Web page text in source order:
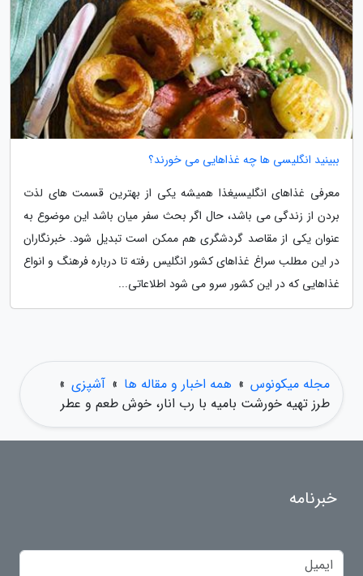
ببینید انگلیسی ها چه غذاهایی می خورند؟
معرفی غذاهای انگلیسیغذا همیشه یکی از بهترین قسمت های لذت
بردن از زندگی می باشد، حال اگر بحث سفر میان باشد این موضوع به
عنوان یکی از مقاصد گردشگری هم ممکن است تبدیل شود. خبرنگاران
در این مطلب سراغ غذاهای کشور انگلیس رفته تا درباره فرهنگ و انواع
غذاهایی که در این کشور سرو می شود اطلاعاتی...
مجله میکونوس » همه اخبار و مقاله ها » آشپزی »
طرز تهیه خورشت بامیه با رب انار، خوش طعم و عطر
خبرنامه